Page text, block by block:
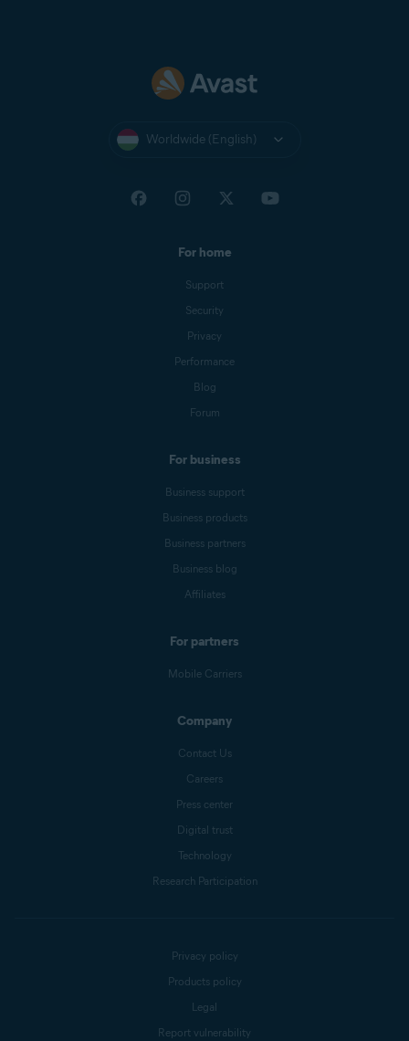
Worldwide (English)
For home
Support
Security
Privacy
Performance
Blog
Forum
For business
Business support
Business products
Business partners
Business blog
Affiliates
For partners
Mobile Carriers
Company
Contact Us
Careers
Press center
Digital trust
Technology
Research Participation
Privacy policy
Products policy
Legal
Report vulnerability